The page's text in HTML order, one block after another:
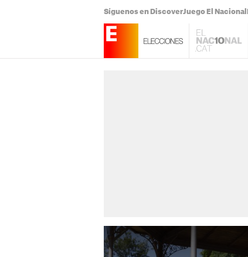
Síguenos en DiscoverJuego El Nacional